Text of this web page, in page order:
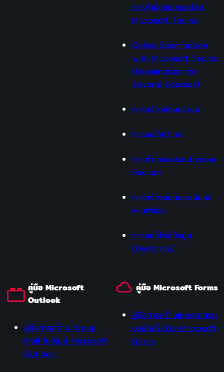
การทำข้อสอบออนไลน์
Microsoft Teams
Online Examination
with Microsoft Teams
(Examination for
Several Courses)
การสร้างห้องประชุม
การแชร์หน้าจอ
การทำ breakout room
ห้องแยก
การสร้างแบบประเมินผล
ผ่านฟอร์ม
การแชร์ไฟล์ข้อมูล
(OneDrive)
คู่มือ Microsoft
Outlook
คู่มือการสร้าง Group
Mail ในอีเมล์ Microsoft
Outlook
คู่มือ Microsoft Forms
คู่มือการสร้างแบบทดสอบ
ออนไลน์ ด้วย Microsoft
Forms